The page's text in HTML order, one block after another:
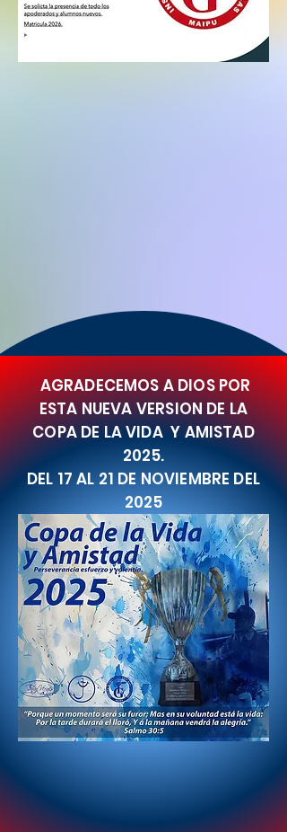
AGRADECEMOS A DIOS POR
ESTA NUEVA VERSION DE LA
COPA DE LA VIDA Y AMISTAD
2025.
DEL 17 AL 21 DE NOVIEMBRE DEL
2025